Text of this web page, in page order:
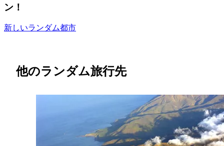
ン！
新しいランダム都市
他のランダム旅行先